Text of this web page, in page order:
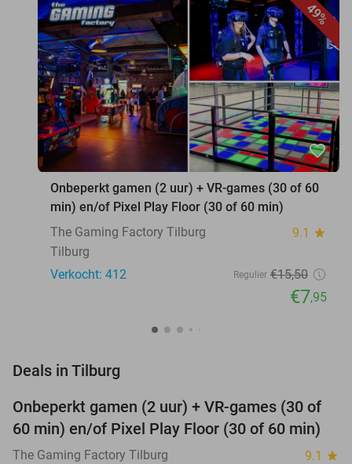
49%
favorite_border
Onbeperkt gamen (2 uur) + VR-games (30 of 60
min) en/of Pixel Play Floor (30 of 60 min)
The Gaming Factory Tilburg
9.1 star
Tilburg
Verkocht: 412
Regulier €15,50
€7,95
Deals in Tilburg
49%
Onbeperkt gamen (2 uur) + VR-games (30 of
60 min) en/of Pixel Play Floor (30 of 60 min)
The Gaming Factory Tilburg 9.1 star